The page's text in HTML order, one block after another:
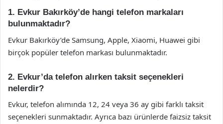
1. Evkur Bakırköy’de hangi telefon markaları
bulunmaktadır?
Evkur Bakırköy’de Samsung, Apple, Xiaomi, Huawei gibi
birçok popüler telefon markası bulunmaktadır.
2. Evkur’da telefon alırken taksit seçenekleri
nelerdir?
Evkur, telefon alımında 12, 24 veya 36 ay gibi farklı taksit
seçenekleri sunmaktadır. Ayrıca bazı ürünlerde faizsiz taksit